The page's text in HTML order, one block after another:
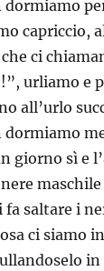
dormiamo
capriccio,
ci
urliamo e
all’urlo
dormiamo
giorno sì e
maschile
saltare i
ci siamo